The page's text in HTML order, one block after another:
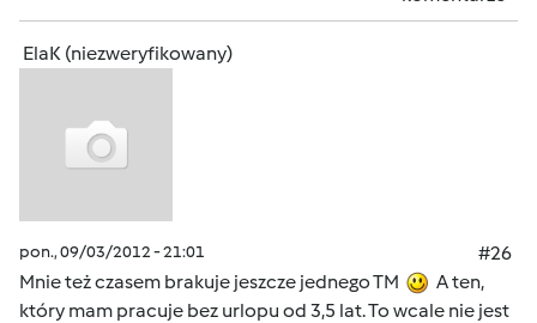
ElaK (niezweryfikowany)
pon., 09/03/2012 - 21:01
#26
Mnie też czasem brakuje jeszcze jednego TM
A ten,
który mam pracuje bez urlopu od 3,5 lat. To wcale nie jest